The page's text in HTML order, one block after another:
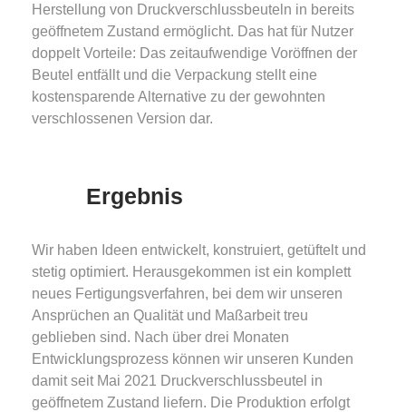
Herstellung von Druckverschlussbeuteln in bereits
geöffnetem Zustand ermöglicht. Das hat für Nutzer
doppelt Vorteile: Das zeitaufwendige Voröffnen der
Beutel entfällt und die Verpackung stellt eine
kostensparende Alternative zu der gewohnten
verschlossenen Version dar.
Ergebnis
Wir haben Ideen entwickelt, konstruiert, getüftelt und
stetig optimiert. Herausgekommen ist ein komplett
neues Fertigungsverfahren, bei dem wir unseren
Ansprüchen an Qualität und Maßarbeit treu
geblieben sind. Nach über drei Monaten
Entwicklungsprozess können wir unseren Kunden
damit seit Mai 2021 Druckverschlussbeutel in
geöffnetem Zustand liefern. Die Produktion erfolgt